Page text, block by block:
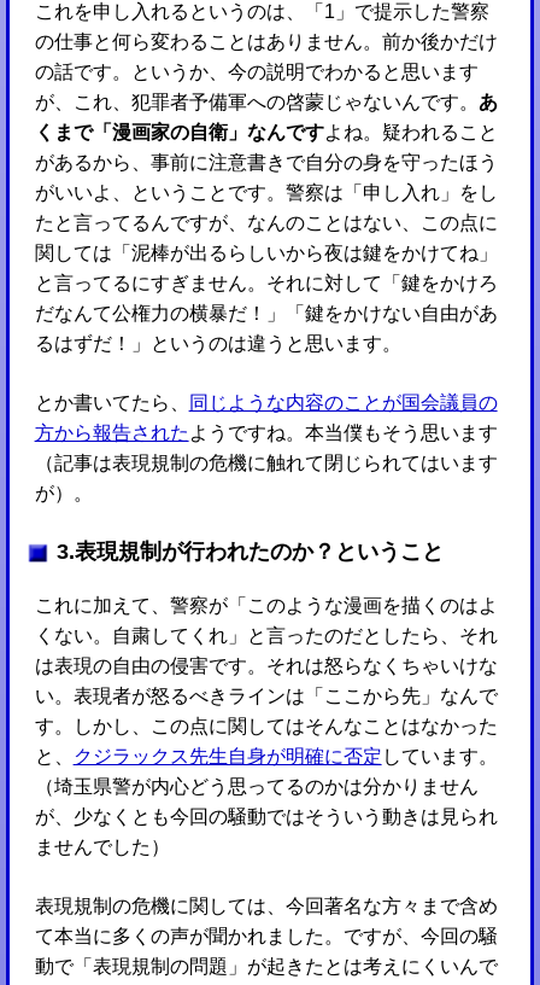
これを申し入れるというのは、「1」で提示した警察
の仕事と何ら変わることはありません。前か後かだけ
の話です。というか、今の説明でわかると思います
が、これ、犯罪者予備軍への啓蒙じゃないんです。 あ
くまで「漫画家の自衛」なんですよね。疑われること
があるから、事前に注意書きで自分の身を守ったほう
がいいよ、ということです。警察は「申し入れ」をし
たと言ってるんですが、なんのことはない、この点に
関しては「泥棒が出るらしいから夜は鍵をかけてね」
と言ってるにすぎません。それに対して「鍵をかけろ
だなんて公権力の横暴だ！」「鍵をかけない自由があ
るはずだ！」というのは違うと思います。
とか書いてたら、
同じような内容のことが国会議員の
方から報告された ようですね。本当僕もそう思います
（記事は表現規制の危機に触れて閉じられてはいます
が）。
3.表現規制が行われたのか？ということ
これに加えて、警察が「このような漫画を描くのはよ
くない。自粛してくれ」と言ったのだとしたら、それ
は表現の自由の侵害です。それは怒らなくちゃいけな
い。表現者が怒るべきラインは「ここから先」なんで
す。しかし、この点に関してはそんなことはなかった
と、
クジラックス先生自身が明確に否定 しています。
（埼玉県警が内心どう思ってるのかは分かりません
が、少なくとも今回の騒動ではそういう動きは見られ
ませんでした）
表現規制の危機に関しては、今回著名な方々まで含め
て本当に多くの声が聞かれました。ですが、今回の騒
動で「表現規制の問題」が起きたとは考えにくいんで